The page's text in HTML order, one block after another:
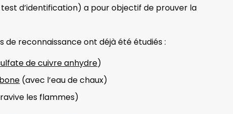
d’identification) a pour objectif de prouver la
de reconnaissance ont déjà été étudiés :
de cuivre anhydre)
(avec l’eau de chaux)
les flammes)